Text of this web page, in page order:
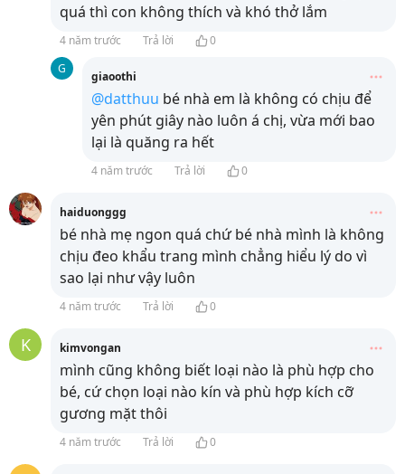
quá thì con không thích và khó thở lắm
4 năm trước Trả lời
0
G
giaoothi
@datthuu bé nhà em là không có chịu để
yên phút giây nào luôn á chị, vừa mới bao
lại là quăng ra hết
4 năm trước Trả lời 0
haiduonggg
bé nhà mẹ ngon quá chứ bé nhà mình là không
chịu đeo khẩu trang mình chẳng hiểu lý do vì
sao lại như vậy luôn
4 năm trước Trả lời 0
K kimvongan
mình cũng không biết loại nào là phù hợp cho
bé, cứ chọn loại nào kín và phù hợp kích cỡ
gương mặt thôi
4 năm trước Trả lời 0